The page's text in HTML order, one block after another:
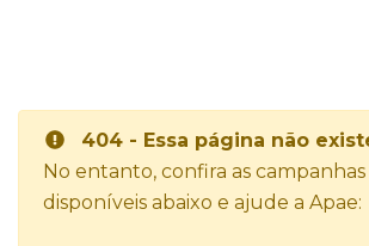
404 - Essa página não
No entanto, confira as
disponíveis abaixo e ajude a Apae: